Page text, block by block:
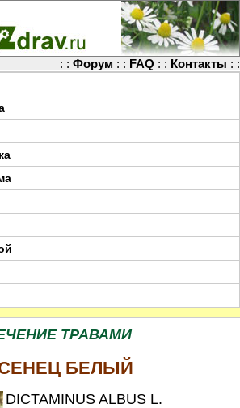
: : Форум : : FAQ : : Контакты : :
ТРАВАМИ
БЕЛЫЙ
DICTAMINUS ALBUS L.